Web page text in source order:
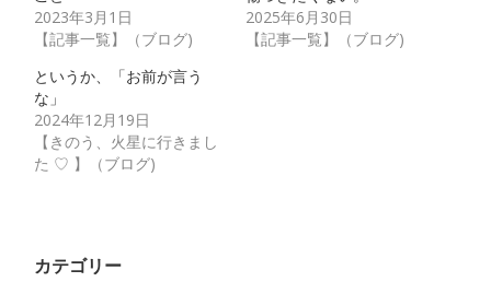
2023年3月1日
【記事一覧】（ブログ)
2025年6月30日
【記事一覧】（ブログ)
というか、「お前が言う
な」
2024年12月19日
【きのう、火星に行きまし
た ♡ 】（ブログ)
カテゴリー